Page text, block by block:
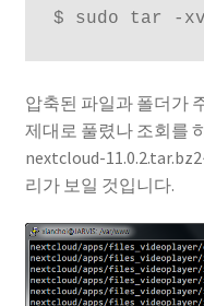
$ sudo tar -
압축된 파일과 폴더가
제대로 풀렸나 조회를
nextcloud-
리가 보일 것입니다.